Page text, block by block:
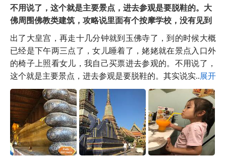
不用说了，这个就是主要景点，进去参观是要脱鞋的。大
佛周围佛教类建筑，攻略说里面有个按摩学校，没有见到
出了大皇宫，再走十几分钟就到玉佛寺了，到的时候大概
已经是下午两三点了，女儿睡着了，姥姥就在景点入口外
的椅子上照看女儿，我自己买票进去参观的。不用说了，
这个就是主要景点，进去参观是要脱鞋的。其实说实...展开